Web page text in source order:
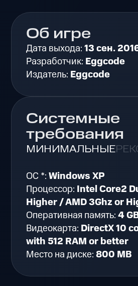
Об игре
Дата выхода:13 сен.
Разработчик: Eggcode
Издатель: Eggcode
Системные
требования
МИНИМАЛЬНЫЕ
ОС *:Windows XP
Процессор: Intel Core2
Higher / AMD 3Ghz or
Оперативная память:4
Видеокарта: DirectX 10
with 512 RAM or better
Место на диске:800 MB